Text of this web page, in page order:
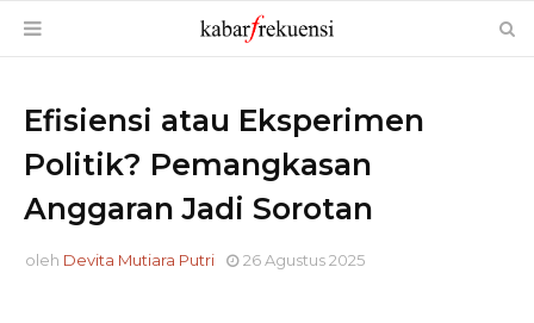
Efisiensi atau Eksperimen
Politik? Pemangkasan
Anggaran Jadi Sorotan
oleh Devita Mutiara Putri 26 Agustus 2025